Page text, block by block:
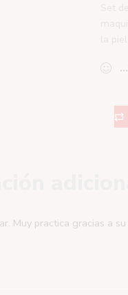
...
Muy practica gracias a